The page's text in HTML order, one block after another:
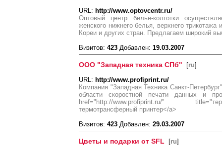
URL: http://www.optovcentr.ru/
Оптовый центр белье-колготки
женского нижнего белья, верхнего трикотажа
Кореи и других стран. Предлагаем широкий
Визитов: 423 Добавлен: 19.03.2007
ООО "Западная техника СПб" [ru]
URL: http://www.profiprint.ru/
Компания "Западная Техника Санкт-
области скоростной печати данных и
href="http://www.profiprint.ru/"
термотрансферный принтер</a>
Визитов: 423 Добавлен: 29.03.2007
Цветы и подарки от SFL [ru]